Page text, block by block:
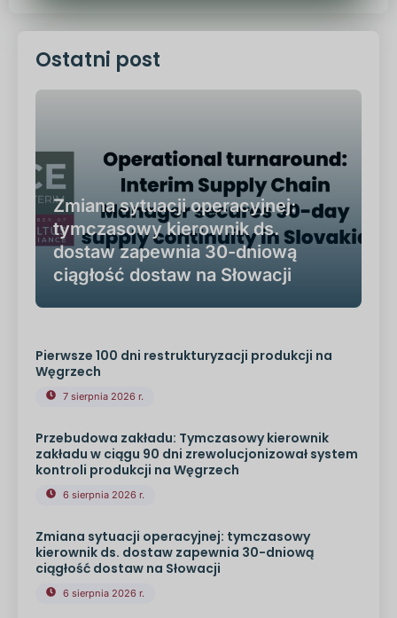
Ostatni post
Zmiana sytuacji operacyjnej:
tymczasowy kierownik ds.
dostaw zapewnia 30-dniową
ciągłość dostaw na Słowacji
Pierwsze 100 dni restrukturyzacji produkcji na
Węgrzech
7 sierpnia 2026 r.
Przebudowa zakładu: Tymczasowy kierownik
zakładu w ciągu 90 dni zrewolucjonizował system
kontroli produkcji na Węgrzech
6 sierpnia 2026 r.
Zmiana sytuacji operacyjnej: tymczasowy
kierownik ds. dostaw zapewnia 30-dniową
ciągłość dostaw na Słowacji
6 sierpnia 2026 r.